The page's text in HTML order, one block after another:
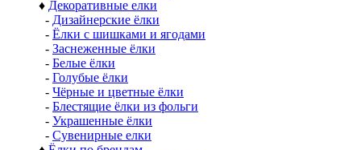
♦ Декоративные елки
- Дизайнерские ёлки
- Ёлки с шишками и ягодами
- Заснеженные ёлки
- Белые ёлки
- Голубые ёлки
- Чёрные и цветные ёлки
- Блестящие ёлки из фольги
- Украшенные ёлки
- Сувенирные елки